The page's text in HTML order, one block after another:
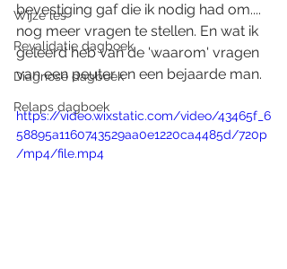
Wijze les
Revalidatie dagboek
Diagnose dagboek
Relaps dagboek
bevestiging gaf die ik nodig had om....
nog meer vragen te stellen. En wat ik
geleerd heb van de 'waarom' vragen
van een peuter en een bejaarde man.
https://video.wixstatic.com/video/43465f_6
58895a1160743529aa0e1220ca4485d/720p
/mp4/file.mp4